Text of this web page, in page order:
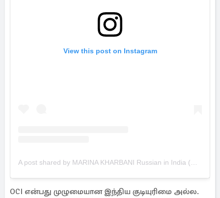
View this post on Instagram
OCI என்பது முழுமையான இந்திய குடியுரிமை அல்ல.